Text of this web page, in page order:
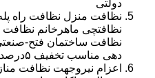
دولتی
نظافت منزل نظافت راه
نظافتچی ماهرخانم
نظافت ساختمان فتح-
دهی مناسب تخفیف ۵درصدی●
اعزام نیروجهت نظافت